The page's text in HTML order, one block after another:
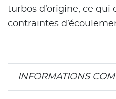
turbos d’origine, ce qui
contraintes
INFORMATIONS